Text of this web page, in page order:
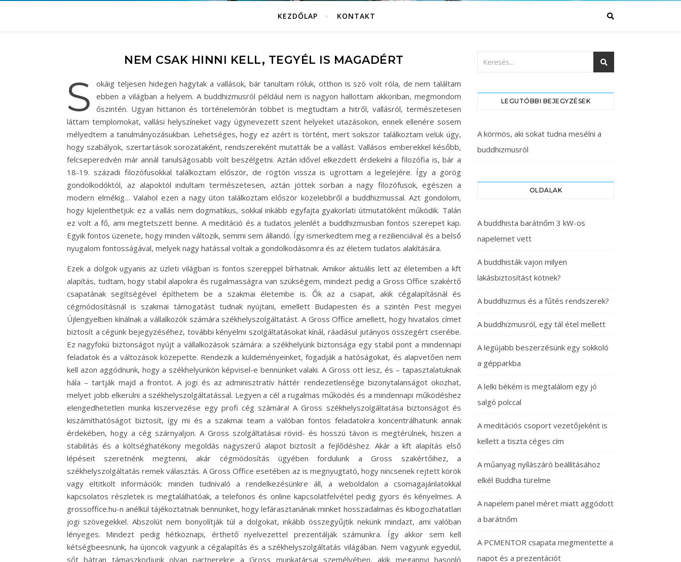
KEZDŐLAP KONTAKT
NEM CSAK HINNI KELL, TEGYÉL IS MAGADÉRT
S
okáig teljesen hidegen hagytak a vallások, bár tanultam róluk, otthon is szó volt róla, de nem találtam
ebben a világban a helyem. A buddhizmusról például nem is nagyon hallottam akkoriban, megmondom
őszintén. Ugyan hittanon és történelemórán többet is megtudtam a hitről, vallásról, természetesen
láttam templomokat, vallási helyszíneket vagy úgynevezett szent helyeket utazásokon, ennek ellenére sosem
mélyedtem a tanulmányozásukban. Lehetséges, hogy ez azért is történt, mert sokszor találkoztam velük úgy,
hogy szabályok, szertartások sorozataként, rendszereként mutatták be a vallást. Vallásos emberekkel később,
felcseperedvén már annál tanulságosabb volt beszélgetni. Aztán idővel elkezdett érdekelni a filozófia is, bár a
18-19. századi filozófusokkal találkoztam először, de rögtön vissza is ugrottam a legelejére. Így a görög
gondolkodóktól, az alapoktól indultam természetesen, aztán jöttek sorban a nagy filozófusok, egészen a
modern elmékig… Valahol ezen a nagy úton találkoztam először közelebbről a buddhizmussal. Azt gondolom,
hogy kijelenthetjük: ez a vallás nem dogmatikus, sokkal inkább egyfajta gyakorlati útmutatóként működik. Talán
ez volt a fő, ami megtetszett benne. A meditáció és a tudatos jelenlét a buddhizmusban fontos szerepet kap.
Egyik fontos üzenete, hogy minden változik, semmi sem állandó. Így ismerkedtem meg a rezilienciával és a belső
nyugalom fontosságával, melyek nagy hatással voltak a gondolkodásomra és az életem tudatos alakítására.
Ezek a dolgok ugyanis az üzleti világban is fontos szereppel bírhatnak. Amikor aktuális lett az életemben a kft
alapítás, tudtam, hogy stabil alapokra és rugalmasságra van szükségem, mindezt pedig a Gross Office szakértő
csapatának segítségével építhetem be a szakmai életembe is. Ők az a csapat, akik cégalapításnál és
cégmódosításnál is szakmai támogatást tudnak nyújtani, emellett Budapesten és a szintén Pest megyei
Újlengyelben kínálnak a vállalkozók számára székhelyszolgáltatást. A Gross Office amellett, hogy hivatalos címet
biztosít a cégünk bejegyzéséhez, további kényelmi szolgáltatásokat kínál, ráadásul jutányos összegért cserébe.
Ez nagyfokú biztonságot nyújt a vállalkozások számára: a székhelyünk biztonsága egy stabil pont a mindennapi
feladatok és a változások közepette. Rendezik a küldeményeinket, fogadják a hatóságokat, és alapvetően nem
kell azon aggódnunk, hogy a székhelyünkön képvisel-e bennünket valaki. A Gross ott lesz, és – tapasztalatuknak
hála – tartják majd a frontot. A jogi és az adminisztratív háttér rendezetlensége bizonytalanságot okozhat,
melyet jobb elkerülni a székhelyszolgáltatással. Legyen a cél a rugalmas működés és a mindennapi működéshez
elengedhetetlen munka kiszervezése egy profi cég számára! A Gross székhelyszolgáltatása biztonságot és
kiszámíthatóságot biztosít, így mi és a szakmai team a valóban fontos feladatokra koncentrálhatunk annak
érdekében, hogy a cég szárnyaljon. A Gross szolgáltatásai rövid- és hosszú távon is megtérülnek, hiszen a
stabilitás és a költséghatékony megoldás nagyszerű alapot biztosít a fejlődéshez. Akár a kft alapítás első
lépéseit szeretnénk megtenni, akár cégmódosítás ügyében fordulunk a Gross szakértőihez, a
székhelyszolgáltatás remek választás. A Gross Office esetében az is megnyugtató, hogy nincsenek rejtett körök
vagy eltitkolt információk: minden tudnivaló a rendelkezésünkre áll, a weboldalon a csomagajánlatokkal
kapcsolatos részletek is megtalálhatóak, a telefonos és online kapcsolatfelvétel pedig gyors és kényelmes. A
grossoffice.hu-n anélkül tájékoztatnak bennünket, hogy lefárasztanának minket hosszadalmas és kibogozhatatlan
jogi szövegekkel. Abszolút nem bonyolítják túl a dolgokat, inkább összegyűjtik nekünk mindazt, ami valóban
lényeges. Mindezt pedig hétköznapi, érthető nyelvezettel prezentálják számunkra. Így akkor sem kell
kétségbeesnünk, ha újoncok vagyunk a cégalapítás és a székhelyszolgáltatás világában. Nem vagyunk egyedül,
sőt bátran támaszkodjunk olyan partnerekre a Gross munkatársai személyében, akik megannyi hasonló
LEGUTÓBBI BEJEGYZÉSEK
A körmös, aki sokat tudna mesélni a
buddhizmusról
OLDALAK
A buddhista barátnőm 3 kW-os
napelemet vett
A buddhisták vajon milyen
lakásbiztosítást kötnek?
A buddhizmus és a fűtés rendszerek?
A buddhizmusról, egy tál étel mellett
A legújabb beszerzésünk egy sokkoló
a gépparkba
A lelki békém is megtalálom egy jó
salgó polccal
A meditációs csoport vezetőjeként is
kellett a tiszta céges cím
A műanyag nyílászáró beállításához
elkél Buddha türelme
A napelem panel méret miatt aggódott
a barátnőm
A PCMENTOR csapata megmentette a
napot és a prezentációt